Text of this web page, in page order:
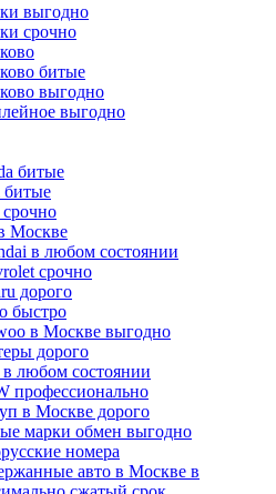
выгодно
срочно
битые
выгодно
выгодно
битые
битые
Москве
в любом состоянии
срочно
дорого
быстро
в Москве выгодно
дорого
любом состоянии
профессионально
в Москве дорого
марки обмен выгодно
номера
авто в Москве в